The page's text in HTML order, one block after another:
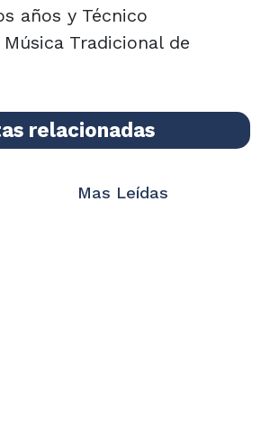
años y Técnico
Tradicional de
relacionadas
Mas Leídas